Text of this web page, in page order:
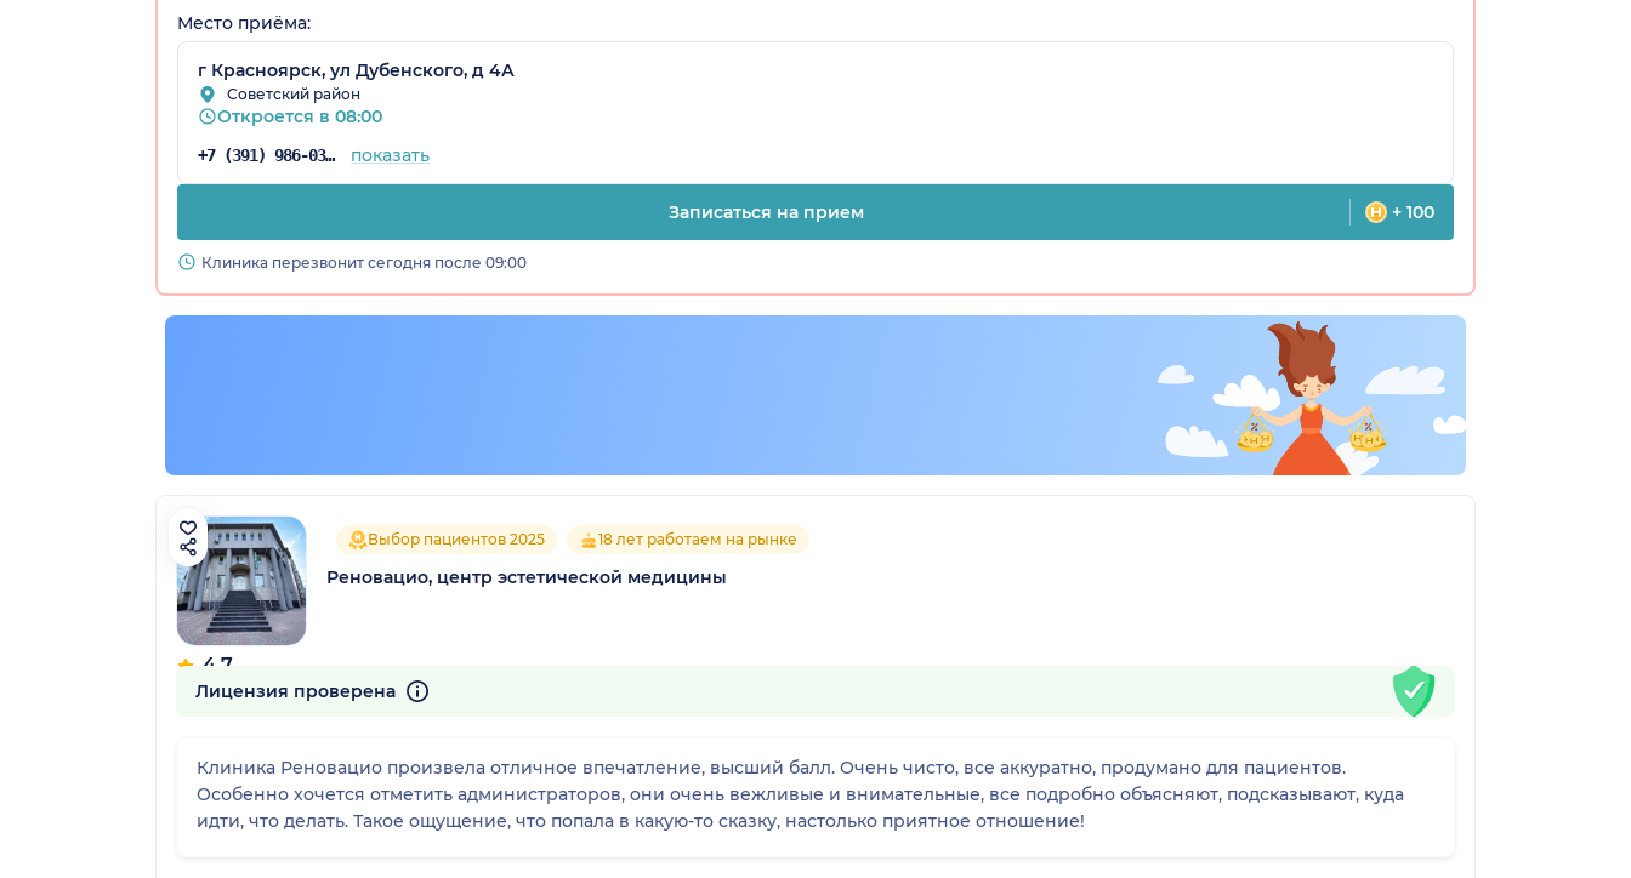
Место приёма:
г Красноярск, ул Дубенского, д 4А
Советский район
Откроется в 08:00
+7 (391) 986-03-40 показать
Записаться на прием + 100
Клиника перезвонит сегодня после 09:00
4.7
456 отзывов
Выбор пациентов 2025 18 лет работаем на рынке
Реновацио, центр эстетической медицины
Лицензия проверена
Клиника Реновацио произвела отличное впечатление, высший балл. Очень чисто, все аккуратно, продумано для пациентов.
Особенно хочется отметить администраторов, они очень вежливые и внимательные, все подробно объясняют, подсказывают, куда
идти, что делать. Такое ощущение, что попала в какую-то сказку, настолько приятное отношение!